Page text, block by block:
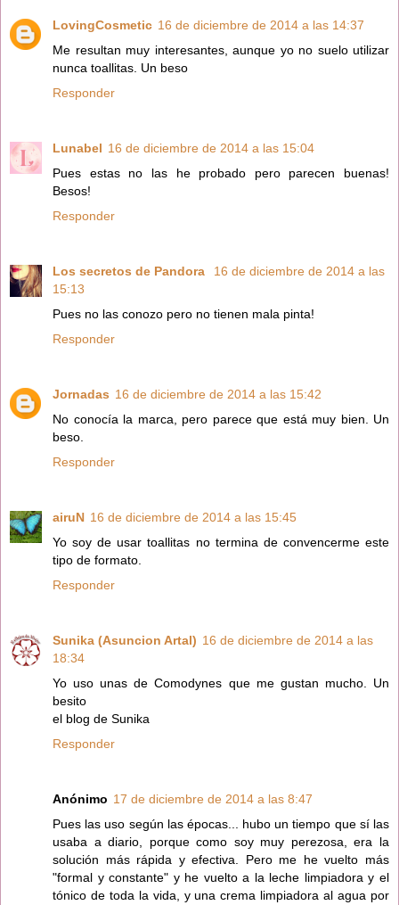
LovingCosmetic 16 de diciembre de 2014 a las 14:37
Me resultan muy interesantes, aunque yo no suelo utilizar
nunca toallitas. Un beso
Responder
Lunabel 16 de diciembre de 2014 a las 15:04
Pues estas no las he probado pero parecen buenas!
Besos!
Responder
Los secretos de Pandora
16 de diciembre de 2014 a las
15:13
Pues no las conozo pero no tienen mala pinta!
Responder
Jornadas 16 de diciembre de 2014 a las 15:42
No conocía la marca, pero parece que está muy bien. Un
beso.
Responder
airuN 16 de diciembre de 2014 a las 15:45
Yo soy de usar toallitas no termina de convencerme este
tipo de formato.
Responder
Sunika (Asuncion Artal) 16 de diciembre de 2014 a las
18:34
Yo uso unas de Comodynes que me gustan mucho. Un
besito
el blog de Sunika
Responder
Anónimo 17 de diciembre de 2014 a las 8:47
Pues las uso según las épocas... hubo un tiempo que sí las
usaba a diario, porque como soy muy perezosa, era la
solución más rápida y efectiva. Pero me he vuelto más
"formal y constante" y he vuelto a la leche limpiadora y el
tónico de toda la vida, y una crema limpiadora al agua por